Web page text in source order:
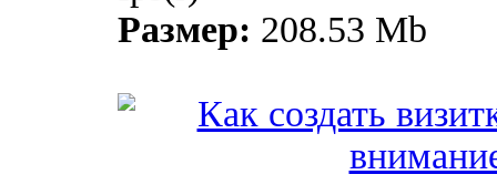
Размер: 208.53 Mb